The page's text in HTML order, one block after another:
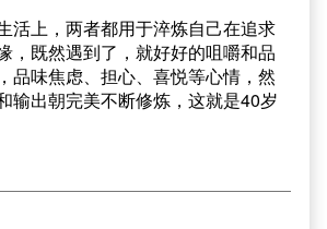
活上，两者都用于淬炼自己在追求
，既然遇到了，就好好的咀嚼和品
品味焦虑、担心、喜悦等心情，然
输出朝完美不断修炼，这就是40岁